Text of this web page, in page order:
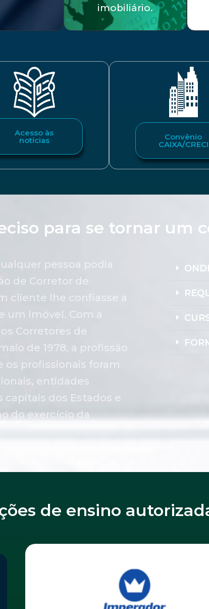
imobiliário.
Acesso às
notícias Convênio
CAIXA/CRECI
para se tornar um
pessoa podia
de Corretor de
cliente lhe confiasse a
um Imóvel. Com a
Corretores de
de 1978, a profissão
os profissionais foram
entidades
dos Estados e
do exercício da
de ensino